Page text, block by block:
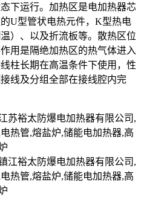
下运行。加热区是电加热器芯
U型管状电热元件，K型热电
）、以及折流板等。散热区位
用是隔绝加热区的热气体进入
柱长期在高温条件下使用，性
线及分组全部在接线腔内完